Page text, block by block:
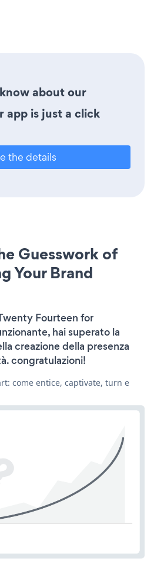
about our
app is just a click
the details
Guesswork of
Your Brand
Fourteen for
hai superato la
creazione della presenza
congratulazioni!
come entice, captivate, turn e